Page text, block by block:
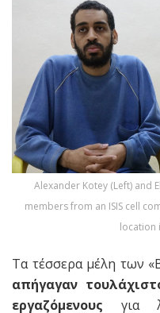
Alexander Kotey (Left) and
members from an ISIS cell
location
Τα τέσσερα μέλη των
απήγαγαν
εργαζόμενους για